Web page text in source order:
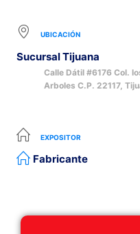
UBICACIÓN
Sucursal Tijuana
Calle Dátil #6176 Col.
Arboles C.P. 22117,
EXPOSITOR
Fabricante